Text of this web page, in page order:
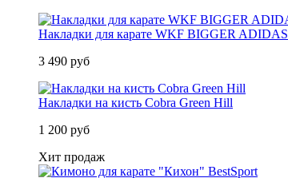
Накладки для карате WKF BIGGER ADIDAS
3 490 руб
Накладки на кисть Cobra Green Hill
1 200 руб
Хит продаж